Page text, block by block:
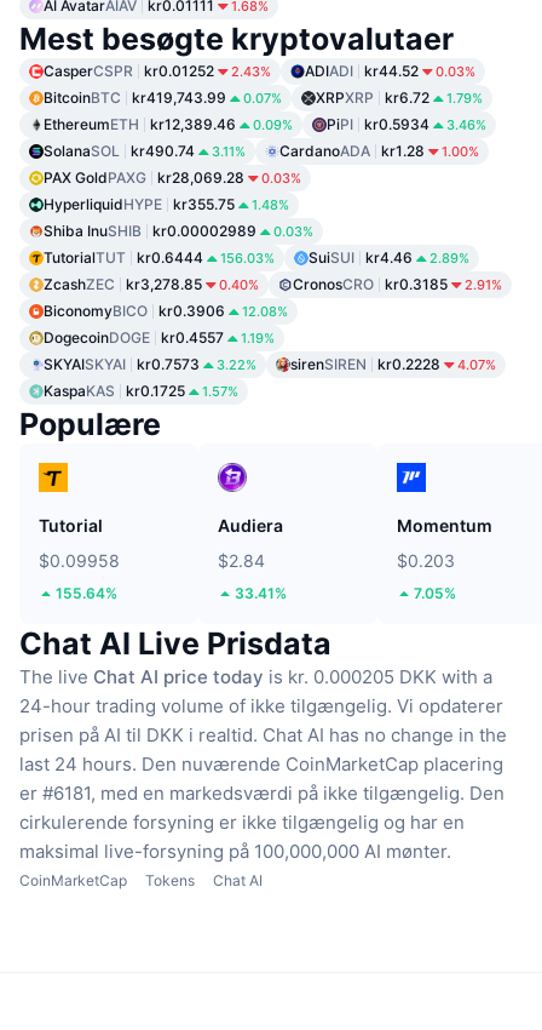
AI AvatarAIAV kr0.01111 1.68%
Mest besøgte kryptovalutaer
CasperCSPR kr0.01252 2.43% ADIADI kr44.52 0.03%
BitcoinBTC kr419,743.99 0.07% XRPXRP kr6.72 1.79%
EthereumETH kr12,389.46 0.09% PiPI kr0.5934 3.46%
SolanaSOL kr490.74 3.11% CardanoADA kr1.28 1.00%
PAX GoldPAXG kr28,069.28 0.03%
HyperliquidHYPE kr355.75 1.48%
Shiba InuSHIB kr0.00002989 0.03%
TutorialTUT kr0.6444 156.03% SuiSUI kr4.46 2.89%
ZcashZEC kr3,278.85 0.40% CronosCRO kr0.3185 2.91%
BiconomyBICO kr0.3906 12.08%
DogecoinDOGE kr0.4557 1.19%
SKYAISKYAI kr0.7573 3.22% sirenSIREN kr0.2228 4.07%
KaspaKAS kr0.1725 1.57%
Populære
Tutorial
$0.09958
155.64%
Audiera
$2.84
33.41%
Momentum
$0.203
7.05%
Chat AI Live Prisdata
The live Chat AI price today is kr. 0.000205 DKK with a
24-hour trading volume of ikke tilgængelig. Vi opdaterer
prisen på AI til DKK i realtid. Chat AI has no change in the
last 24 hours. Den nuværende CoinMarketCap placering
er #6181, med en markedsværdi på ikke tilgængelig. Den
cirkulerende forsyning er ikke tilgængelig og har en
maksimal live-forsyning på 100,000,000 AI mønter.
CoinMarketCap Tokens Chat AI